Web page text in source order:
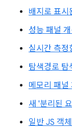
배지로 표시
성능 패널
실시간 측정
탐색경로 탐
메모리 패널
새 '분리된
일반 JS 객